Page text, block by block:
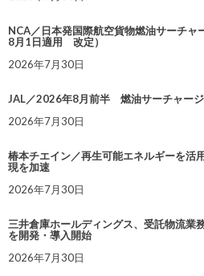
NCA／日本発国際航空貨物燃油サーチ
8月1日適用 改定）
2026年7月30日
JAL／2026年8月前半 燃油サーチャー
2026年7月30日
椿本チエイン／再生可能エネルギーを活
現を加速
2026年7月30日
三井倉庫ホールディングス、受託物流業
を開発・導入開始
2026年7月30日